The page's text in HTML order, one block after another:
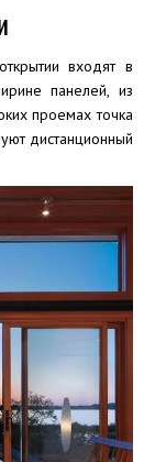
входят в
панелей, из
проемах точка
дистанционный